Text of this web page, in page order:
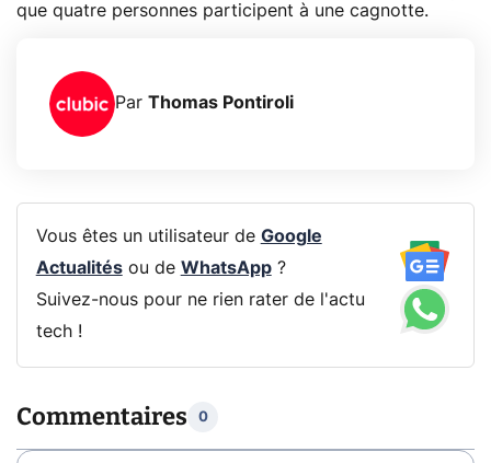
que quatre personnes participent à une cagnotte.
Par Thomas Pontiroli
Vous êtes un utilisateur de Google
Actualitésou de WhatsApp?
Suivez-nous pour ne rien rater de l'actu
tech !
Commentaires 0